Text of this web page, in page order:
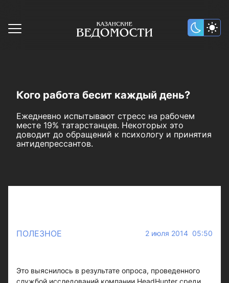
Кого работа бесит каждый день?
Ежедневно испытывают стресс на рабочем
месте 19% татарстанцев. Некоторых это
доводит до обращений к психологу и принятия
антидепрессантов.
ПОЛЕЗНОЕ 2 июля 2014 05:50
Это выяснилось в результате опроса, проведенного
службой исследований компании HeadHunter среди